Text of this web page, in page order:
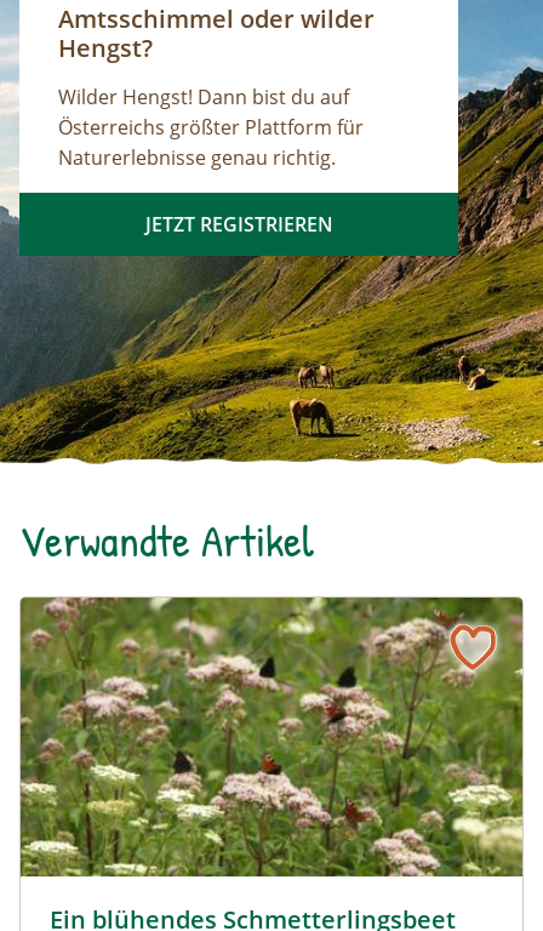
Amtsschimmel oder wilder
Hengst?
Wilder Hengst! Dann bist du auf
Österreichs größter Plattform für
Naturerlebnisse genau richtig.
JETZT REGISTRIEREN
Verwandte Artikel
Ein blühendes Schmetterlingsbeet
Ein blühendes Schmetterlingsbeet für Groß und Klein